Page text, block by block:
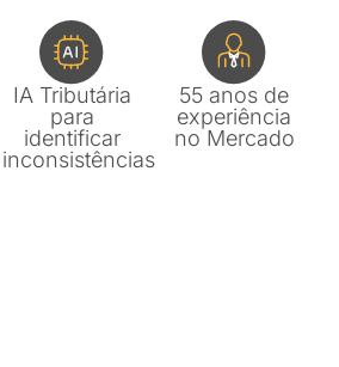
IA Tributária
para
identificar
inconsistências​
55 anos de
experiência
no Mercado​